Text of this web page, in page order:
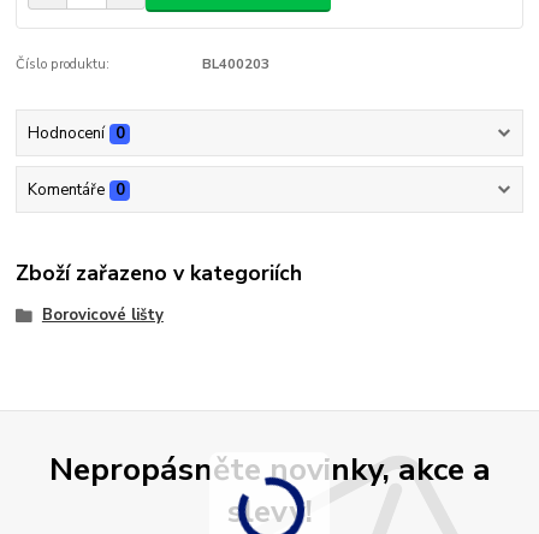
Číslo produktu: BL400203
Hodnocení 0
Komentáře 0
Zboží zařazeno v kategoriích
Borovicové lišty
Nepropásněte novinky, akce a
slevy!